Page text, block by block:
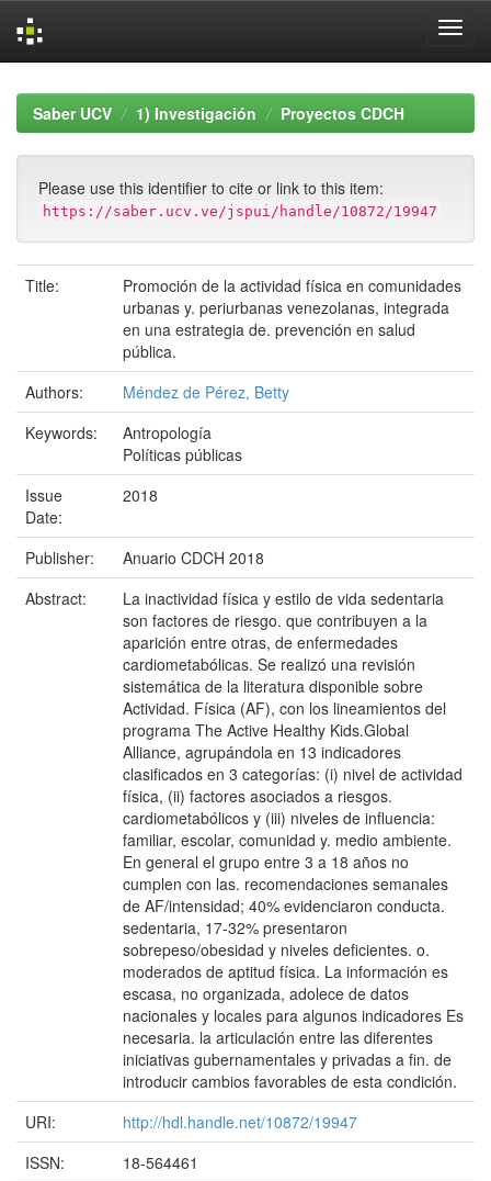
navigationSaber UCV 1) Investigación Proyectos CDCH
Please use this identifier to cite or link to this item:
https://saber.ucv.ve/jspui/handle/10872/19947
Title:
Promoción de la actividad física en comunidades
urbanas y. periurbanas venezolanas, integrada
en una estrategia de. prevención en salud
pública.
Authors:
Méndez de Pérez, Betty
Keywords:
Antropología
Políticas públicas
Issue
Date:
2018
Publisher:
Anuario CDCH 2018
Abstract:
La inactividad física y estilo de vida sedentaria
son factores de riesgo. que contribuyen a la
aparición entre otras, de enfermedades
cardiometabólicas. Se realizó una revisión
sistemática de la literatura disponible sobre
Actividad. Física (AF), con los lineamientos del
programa The Active Healthy Kids.Global
Alliance, agrupándola en 13 indicadores
clasificados en 3 categorías: (i) nivel de actividad
física, (ii) factores asociados a riesgos.
cardiometabólicos y (iii) niveles de influencia:
familiar, escolar, comunidad y. medio ambiente.
En general el grupo entre 3 a 18 años no
cumplen con las. recomendaciones semanales
de AF/intensidad; 40% evidenciaron conducta.
sedentaria, 17-32% presentaron
sobrepeso/obesidad y niveles deficientes. o.
moderados de aptitud física. La información es
escasa, no organizada, adolece de datos
nacionales y locales para algunos indicadores Es
necesaria. la articulación entre las diferentes
iniciativas gubernamentales y privadas a fin. de
introducir cambios favorables de esta condición.
URI:
http://hdl.handle.net/10872/19947
ISSN:
18-564461